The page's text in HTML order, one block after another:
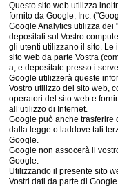
Questo sito web utilizza
fornito da Google, Inc.
Google Analytics utilizza dei
depositati sul Vostro
gli utenti utilizzano il sito. Le
sito web da parte Vostra
a, e depositate presso i
Google utilizzerà queste
Vostro utilizzo del sito web,
operatori del sito web e
all’utilizzo di Internet.
Google può anche trasferire
dalla legge o laddove tali
Google.
Google non assocerà il
Google.
Utilizzando il presente sito
Vostri dati da parte di